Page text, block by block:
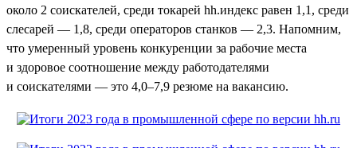
около 2 соискателей, среди токарей hh.индекс равен 1,1, среди
слесарей — 1,8, среди операторов станков — 2,3. Напомним,
что умеренный уровень конкуренции за рабочие места
и здоровое соотношение между работодателями
и соискателями — это 4,0–7,9 резюме на вакансию.